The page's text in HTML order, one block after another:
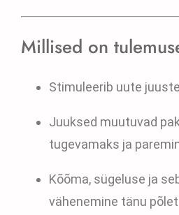
Millised on
Stimuleerib uute
Juuksed muutuvad
tugevamaks ja
Kõõma, sügeluse ja
vähenemine tänu